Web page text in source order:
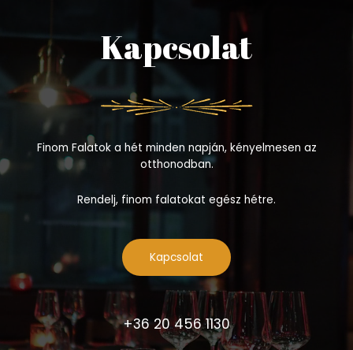
Kapcsolat
Finom Falatok a hét minden napján, kényelmesen az
otthonodban.
Rendelj, finom falatokat egész hétre.
Kapcsolat
+36 20 456 1130